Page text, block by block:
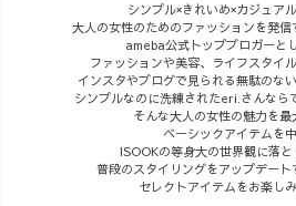
〜
シンプル×きれいめ×カジュア
大人の女性のためのファッションを発信
ameba公式トップブロガーと
ファッションや美容、ライフスタイ
インスタやブログで見られる無駄のな
シンプルなのに洗練されたeri.さんなら
そんな大人の女性の魅力を最
ベーシックアイテムを中
ISOOKの等身大の世界観に落と
普段のスタイリングをアップデート
セレクトアイテムをお楽し